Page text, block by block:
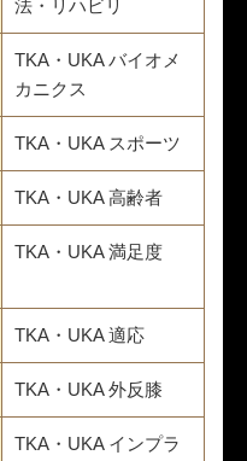
法・リハビリ
TKA・UKA バイオメ
カニクス
TKA・UKA スポーツ
TKA・UKA 高齢者
TKA・UKA 満足度
TKA・UKA 適応
TKA・UKA 外反膝
TKA・UKA インプラ